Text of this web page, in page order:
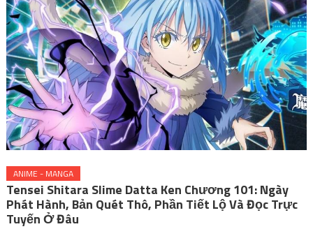
ANIME - MANGA
Tensei Shitara Slime Datta Ken Chương 101: Ngày
Phát Hành, Bản Quét Thô, Phần Tiết Lộ Và Đọc Trực
Tuyến Ở Đâu